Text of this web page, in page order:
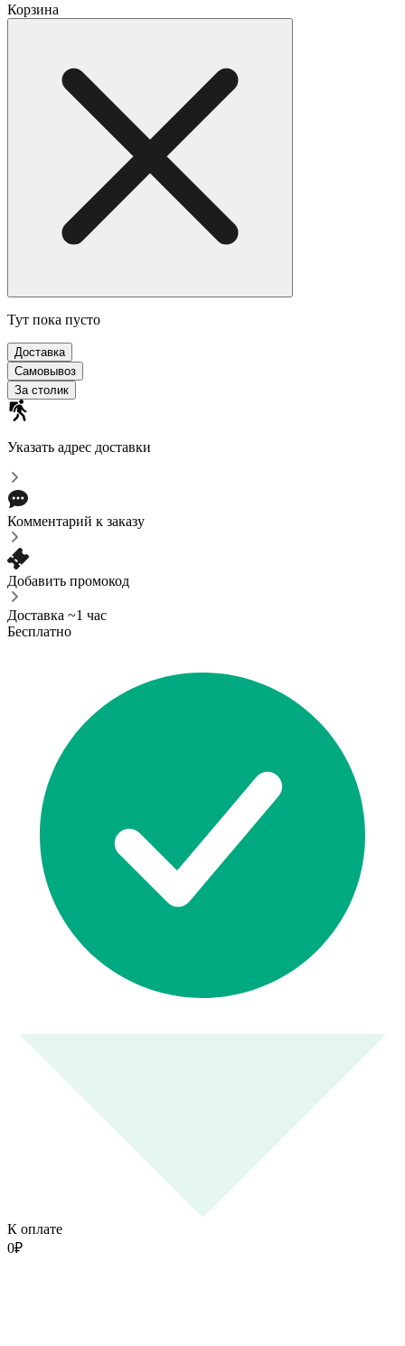
Корзина
Тут пока пусто
Доставка
Самовывоз
За столик
Указать адрес доставки
Комментарий к заказу
Добавить промокод
Доставка ~1 час
Бесплатно
К оплате
0₽